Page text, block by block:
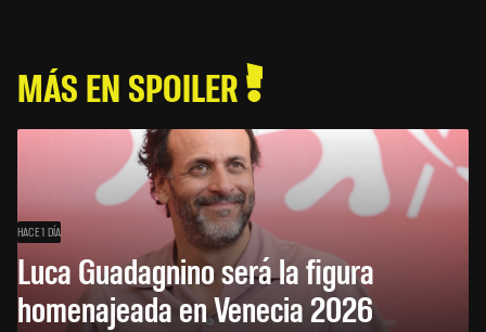
MÁS EN SPOILER
HACE 1 DÍA
Luca Guadagnino será la figura
homenajeada en Venecia 2026